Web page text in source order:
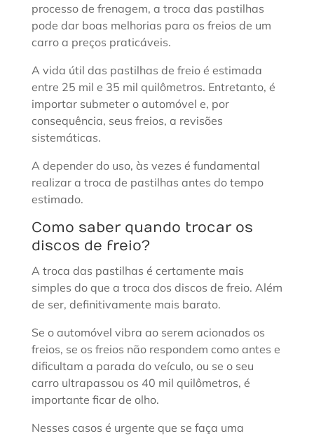
processo de frenagem, a troca das pastilhas
pode dar boas melhorias para os freios de um
carro a preços praticáveis.
A vida útil das pastilhas de freio é estimada
entre 25 mil e 35 mil quilômetros. Entretanto, é
importar submeter o automóvel e, por
consequência, seus freios, a revisões
sistemáticas.
A depender do uso, às vezes é fundamental
realizar a troca de pastilhas antes do tempo
estimado.
Como saber quando trocar os
discos de freio?
A troca das pastilhas é certamente mais
simples do que a troca dos discos de freio. Além
de ser, definitivamente mais barato.
Se o automóvel vibra ao serem acionados os
freios, se os freios não respondem como antes e
dificultam a parada do veículo, ou se o seu
carro ultrapassou os 40 mil quilômetros, é
importante ficar de olho.
Nesses casos é urgente que se faça uma